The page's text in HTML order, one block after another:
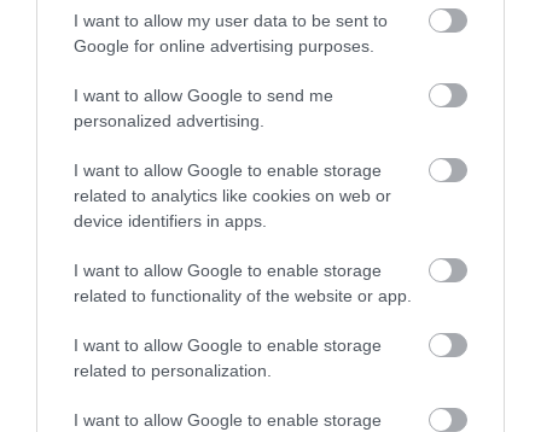
I want to allow my user data to be sent to
Google for online advertising purposes.
I want to allow Google to send me
personalized advertising.
I want to allow Google to enable storage
related to analytics like cookies on web or
device identifiers in apps.
I want to allow Google to enable storage
related to functionality of the website or app.
I want to allow Google to enable storage
related to personalization.
I want to allow Google to enable storage
Γ.Βρεττάκος στο pagenews.gr: «Το ΠΑΣΟΚ μπλοκάρει τη
Συνταγματική Αναθεώρηση και φορτώνει ευθύνες στη